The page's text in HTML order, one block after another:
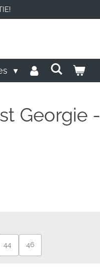
Georgie -
44 46